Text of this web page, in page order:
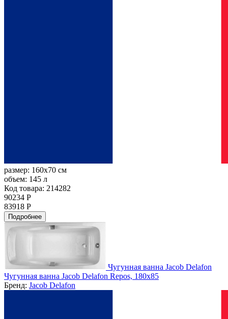
размер: 160x70 см
объем: 145 л
Код товара: 214282
90234 Р
83918 Р
Подробнее
Чугунная ванна Jacob Delafon
Чугунная ванна Jacob Delafon Repos, 180x85
Бренд: Jacob Delafon